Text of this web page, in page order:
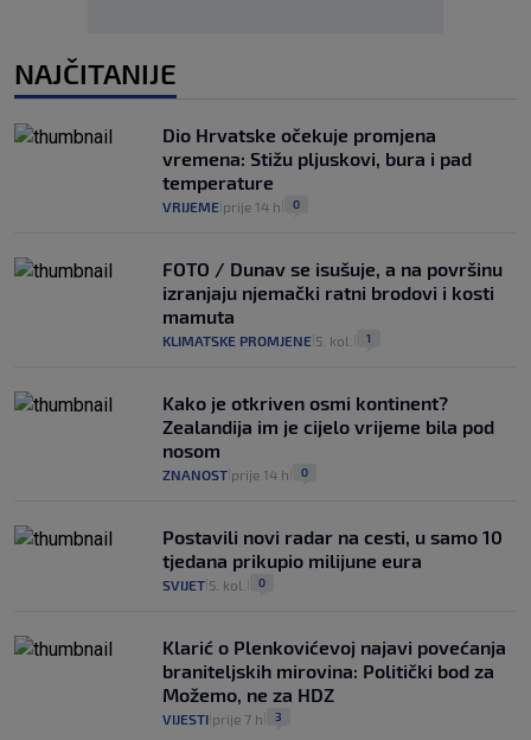
NAJČITANIJE
Dio Hrvatske očekuje promjena
vremena: Stižu pljuskovi, bura i pad
temperature
VRIJEME prije 14 h 0
FOTO / Dunav se isušuje, a na površinu
izranjaju njemački ratni brodovi i kosti
mamuta
KLIMATSKE PROMJENE 5. kol. 1
Kako je otkriven osmi kontinent?
Zealandija im je cijelo vrijeme bila pod
nosom
ZNANOST prije 14 h 0
Postavili novi radar na cesti, u samo 10
tjedana prikupio milijune eura
SVIJET 5. kol. 0
Klarić o Plenkovićevoj najavi povećanja
braniteljskih mirovina: Politički bod za
Možemo, ne za HDZ
VIJESTI prije 7 h 3